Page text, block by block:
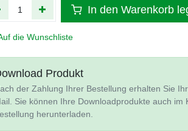
In den Warenkorb
die Wunschliste
Produkt
der Zahlung Ihrer Bestellung erhalten Sie
Sie können Ihre Downloadprodukte auch im
herunterladen.